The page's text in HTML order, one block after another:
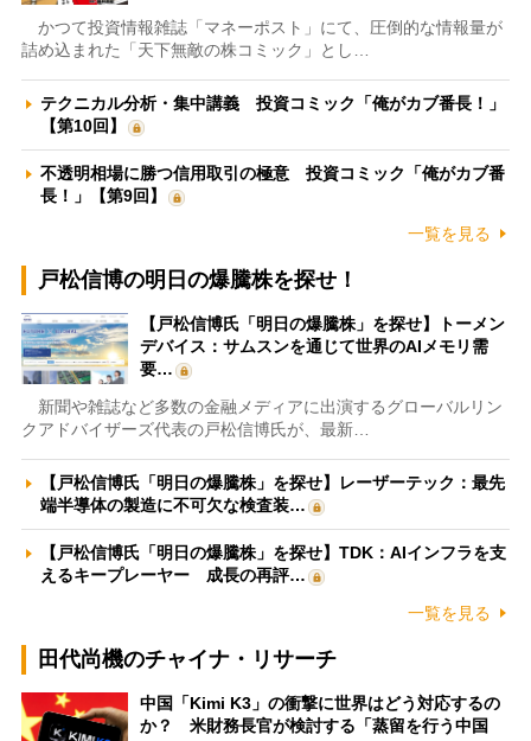
かつて投資情報雑誌「マネーポスト」にて、圧倒的な情報量が
詰め込まれた「天下無敵の株コミック」とし…
テクニカル分析・集中講義 投資コミック「俺がカブ番長！」
【第10回】
不透明相場に勝つ信用取引の極意 投資コミック「俺がカブ番
長！」【第9回】
一覧を見る
戸松信博の明日の爆騰株を探せ！
【戸松信博氏「明日の爆騰株」を探せ】トーメン
デバイス：サムスンを通じて世界のAIメモリ需
要…
新聞や雑誌など多数の金融メディアに出演するグローバルリン
クアドバイザーズ代表の戸松信博氏が、最新…
【戸松信博氏「明日の爆騰株」を探せ】レーザーテック：最先
端半導体の製造に不可欠な検査装…
【戸松信博氏「明日の爆騰株」を探せ】TDK：AIインフラを支
えるキープレーヤー 成長の再評…
一覧を見る
田代尚機のチャイナ・リサーチ
中国「Kimi K3」の衝撃に世界はどう対応するの
か？ 米財務長官が検討する「蒸留を行う中国